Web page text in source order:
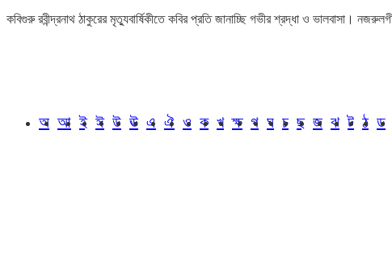
কবিগুরু রবীন্দ্রনাথ ঠাকুরের মৃত্যুবার্ষিকীতে কবির প্রতি জানাচ্ছি গভীর শ্রদ্ধা ও ভালবাসা।
অ আ ই ঈ উ ঊ এ ঐ ও ক খ ক্ষ গ ঘ চ ছ জ ঝ ট ঠ ড